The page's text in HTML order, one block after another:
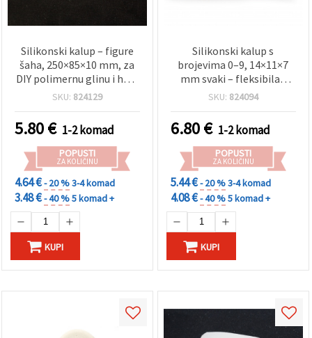
Silikonski kalup – figure
šaha, 250×85×10 mm, za
DIY polimernu glinu i hobi
projekte
SKU: 824129
5.80€ 1-2 komad
POPUSTI
ZA KOLIČINU
4.64 €- 20 %3-4 komad
3.48 €- 40 %5 komad +
KUPI
Silikonski kalup s
brojevima 0–9, 14×11×7
mm svaki – fleksibilan
reljefni kalup za fondant,
rođendanske torte,
gumpastu i modelarsku
glinu
SKU: 824094
6.80€ 1-2 komad
POPUSTI
ZA KOLIČINU
5.44 €- 20 %3-4 komad
4.08 €- 40 %5 komad +
KUPI